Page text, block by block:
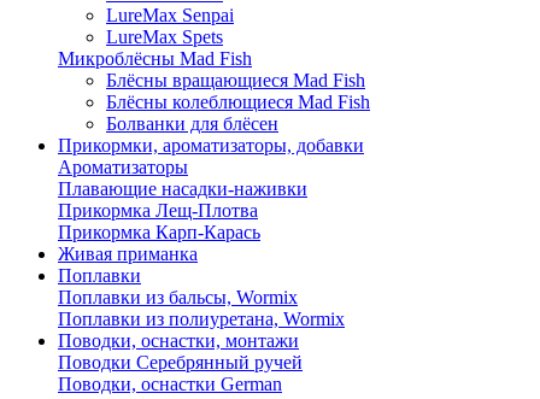
LureMax Senpai
LureMax Spets
Микроблёсны Mad Fish
Блёсны вращающиеся Mad Fish
Блёсны колеблющиеся Mad Fish
Болванки для блёсен
Прикормки, ароматизаторы, добавки
Ароматизаторы
Плавающие насадки-наживки
Прикормка Лещ-Плотва
Прикормка Карп-Карась
Живая приманка
Поплавки
Поплавки из бальсы, Wormix
Поплавки из полиуретана, Wormix
Поводки, оснастки, монтажи
Поводки Серебрянный ручей
Поводки, оснастки German